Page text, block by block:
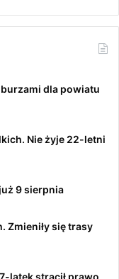
dla powiatu
Nie żyje 22-letni
9 sierpnia
Zmieniły się trasy
latek stracił prawo